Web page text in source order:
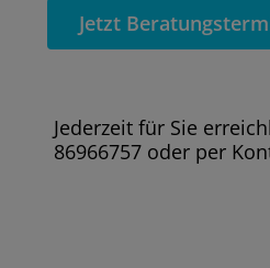
Jetzt
Jederzeit für Sie
86966757 oder per